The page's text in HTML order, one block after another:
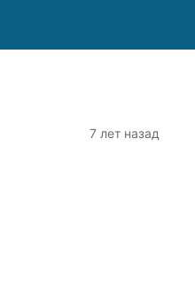
7 лет назад